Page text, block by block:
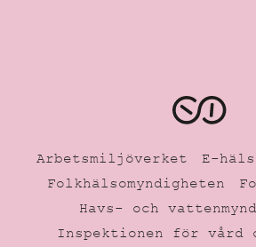
Arbetsmiljöverket
E-
Folkhälsomyndigheten
Havs- och
Inspektionen för vård